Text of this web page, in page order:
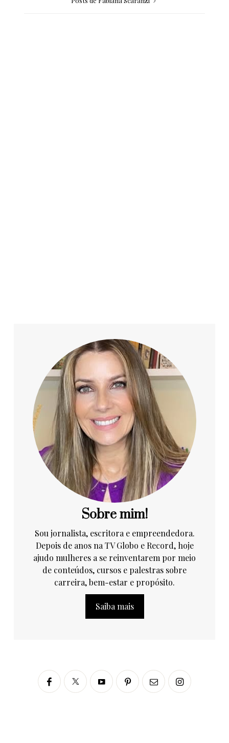
Sobre mim!
Sou jornalista, escritora e empreendedora.
Depois de anos na TV Globo e Record, hoje
ajudo mulheres a se reinventarem por meio
de conteúdos, cursos e palestras sobre
carreira, bem-estar e propósito.
Saiba mais